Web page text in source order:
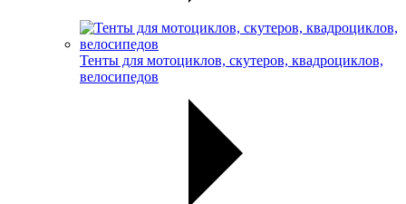
Тенты для мотоциклов, скутеров, квадроциклов,
велосипедов